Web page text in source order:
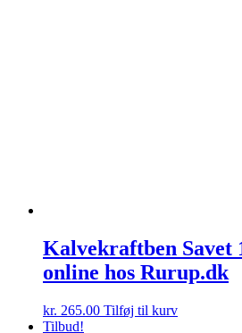
Kalvekraftben Savet
online hos Rurup.dk
kr. 265.00 Tilføj til kurv
Tilbud!